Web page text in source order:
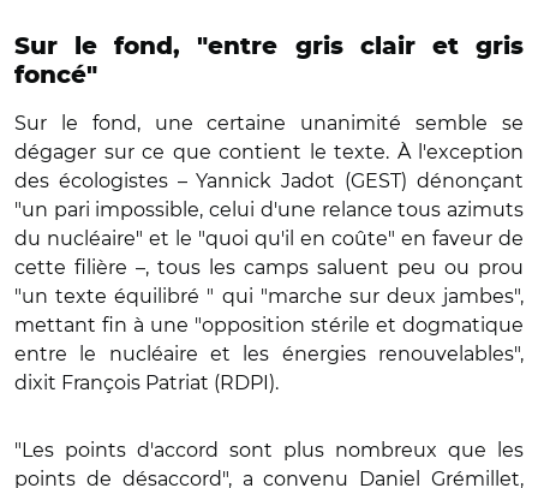
Sur le fond, "entre gris clair et gris
foncé"
Sur le fond, une certaine unanimité semble se
dégager sur ce que contient le texte. À l'exception
des écologistes – Yannick Jadot (GEST) dénonçant
"un pari impossible, celui d'une relance tous azimuts
du nucléaire" et le "quoi qu'il en coûte" en faveur de
cette filière –, tous les camps saluent peu ou prou
"un texte équilibré " qui "marche sur deux jambes",
mettant fin à une "opposition stérile et dogmatique
entre le nucléaire et les énergies renouvelables",
dixit François Patriat (RDPI).
"Les points d'accord sont plus nombreux que les
points de désaccord", a convenu Daniel Grémillet,